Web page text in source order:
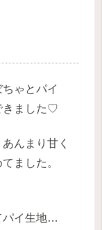
ゃとパイ
きました♡
んまり甘く
ました。
パイ生地…